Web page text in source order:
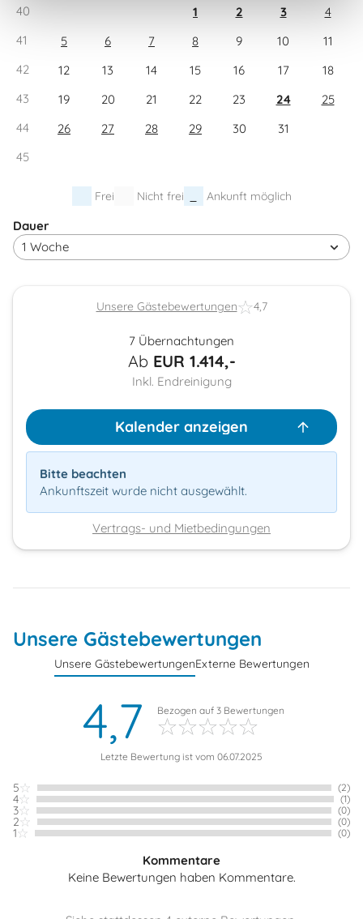
40 1 2 3
4
41
5 6 7 8 9 10
11
42
12 13 14 15 16 17
18
43
19 20 21 22 23 24
25
44
26 27 28 29 30
31
45
Frei Nicht frei Ankunft möglich
Dauer
Unsere Gästebewertungen 4,7
7 Übernachtungen
Ab EUR 1.414,-
Inkl. Endreinigung
Kalender anzeigen
Bitte beachten
Ankunftszeit wurde nicht ausgewählt.
Vertrags- und Mietbedingungen
Unsere Gästebewertungen
Unsere GästebewertungenExterne Bewertungen
4,7 Bezogen auf 3 Bewertungen
Letzte Bewertung ist vom 06.07.2025
5 (2)
4 (1)
3 (0)
2 (0)
1 (0)
Kommentare
Keine Bewertungen haben Kommentare.